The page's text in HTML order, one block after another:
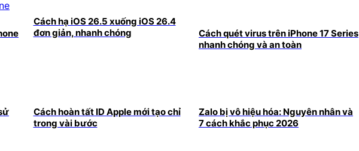
Cách hạ iOS 26.5 xuống iOS 26.4
đơn giản, nhanh chóng
Cách quét virus trên iPhone 17 Series
nhanh chóng và an toàn
Cách hoàn tất ID Apple mới tạo chỉ
trong vài bước
Zalo bị vô hiệu hóa: Nguyên nhân và
7 cách khắc phục 2026